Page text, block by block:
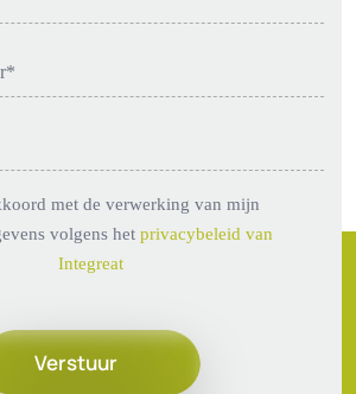
met de verwerking van mijn
volgens het privacybeleid van
Integreat